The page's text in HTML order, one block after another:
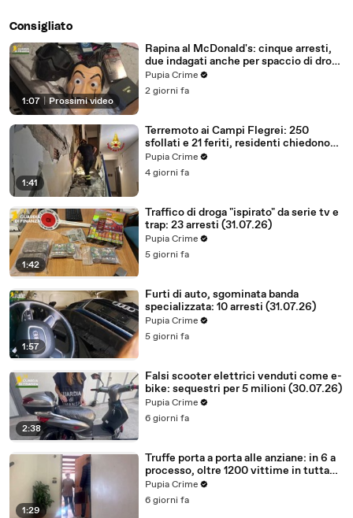
Consigliato
1:07 | Prossimi video
Rapina al McDonald's: cinque arresti,
due indagati anche per spaccio di droga
(03.08.26)
Pupia Crime
2 giorni fa
1:41
Terremoto ai Campi Flegrei: 250
sfollati e 21 feriti, residenti chiedono
certezze sul futuro (01.08.26)
Pupia Crime
4 giorni fa
1:42
Traffico di droga "ispirato" da serie tv e
trap: 23 arresti (31.07.26)
Pupia Crime
5 giorni fa
1:57
Furti di auto, sgominata banda
specializzata: 10 arresti (31.07.26)
Pupia Crime
5 giorni fa
2:38
Falsi scooter elettrici venduti come e-
bike: sequestri per 5 milioni (30.07.26)
Pupia Crime
6 giorni fa
1:29
Truffe porta a porta alle anziane: in 6 a
processo, oltre 1200 vittime in tutta
Italia (30.07.26)
Pupia Crime
6 giorni fa